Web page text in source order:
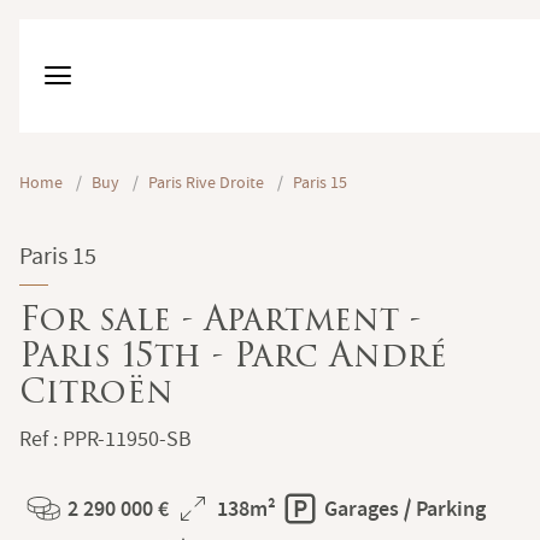
Home / Buy / Paris Rive Droite / Paris 15
Paris 15
For sale - Apartment -
Paris 15th - Parc André
Citroën
Ref : PPR-11950-SB
Price
2 290 000 €
Total
138m²
Garages / Parking